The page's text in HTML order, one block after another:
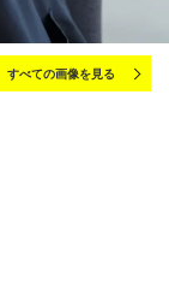
すべての画像を見る